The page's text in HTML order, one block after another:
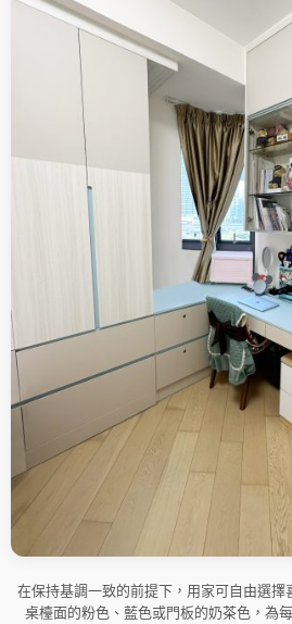
在保持基調一致的前提下，用家可自由選
桌檯面的粉色、藍色或門板的奶茶色，為